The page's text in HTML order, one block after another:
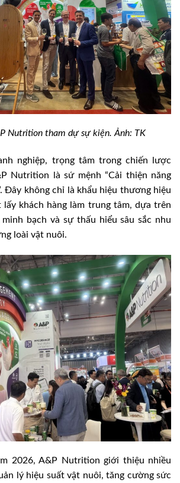
Nutrition tham dự sự kiện. Ảnh: TK
nghiệp, trọng tâm trong chiến lược
Nutrition là sứ mệnh “Cải thiện năng
Đây không chỉ là khẩu hiệu thương hiệu
lấy khách hàng làm trung tâm, dựa trên
bạch và sự thấu hiểu sâu sắc nhu
loài vật nuôi.
2026, A&P Nutrition giới thiệu nhiều
lý hiệu suất vật nuôi, tăng cường sức